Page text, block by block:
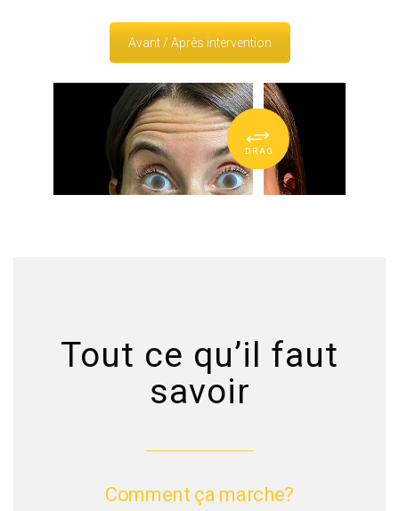
Avant / Après intervention
Tout ce qu’il faut
savoir
Comment ça marche?